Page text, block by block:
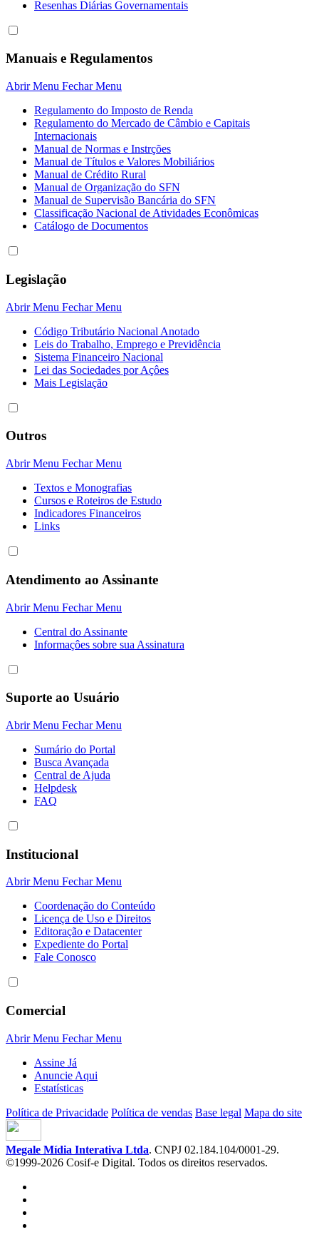
Resenhas Diárias Governamentais
Manuais e Regulamentos
Abrir Menu Fechar Menu
Regulamento do Imposto de Renda
Regulamento do Mercado de Câmbio e Capitais
Internacionais
Manual de Normas e Instrções
Manual de Títulos e Valores Mobiliários
Manual de Crédito Rural
Manual de Organização do SFN
Manual de Supervisão Bancária do SFN
Classificação Nacional de Atividades Econômicas
Catálogo de Documentos
Legislação
Abrir Menu Fechar Menu
Código Tributário Nacional Anotado
Leis do Trabalho, Emprego e Previdência
Sistema Financeiro Nacional
Lei das Sociedades por Açôes
Mais Legislação
Outros
Abrir Menu Fechar Menu
Textos e Monografias
Cursos e Roteiros de Estudo
Indicadores Financeiros
Links
Atendimento ao Assinante
Abrir Menu Fechar Menu
Central do Assinante
Informaçôes sobre sua Assinatura
Suporte ao Usuário
Abrir Menu Fechar Menu
Sumário do Portal
Busca Avançada
Central de Ajuda
Helpdesk
FAQ
Institucional
Abrir Menu Fechar Menu
Coordenação do Conteúdo
Licença de Uso e Direitos
Editoração e Datacenter
Expediente do Portal
Fale Conosco
Comercial
Abrir Menu Fechar Menu
Assine Já
Anuncie Aqui
Estatísticas
Política de Privacidade Política de vendas Base legal Mapa do site
Megale Mídia Interativa Ltda. CNPJ 02.184.104/0001-29.
©1999-2026 Cosif-e Digital. Todos os direitos reservados.